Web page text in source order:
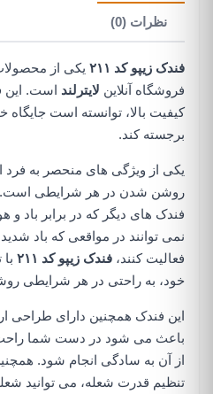
نظرات (0)
فندک زیپو کد ۲۱۱
یکی از
فروشگاه آنلاین لایترلند است. این
کیفیت بالا، توانسته است جایگاه
برجسته کند.
یکی از ویژگی های منحصر به فرد
روشن شدن در هر شرایطی است.
فندک های دیگر که در برابر باد
نمی توانند در مواقعی که باد
فعالیت کنند، فندک زیپو کد ۲۱۱
خود، به راحتی در هر شرایطی
این فندک همچنین دارای طراحی
باعث می شود در دست شما راحت
از آن به سادگی انجام شود.
تنظیم قدرت شعله، می توانید